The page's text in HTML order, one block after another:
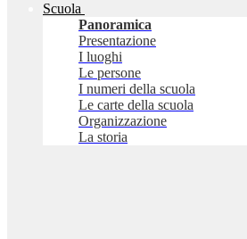
Scuola
Panoramica
Presentazione
I luoghi
Le persone
I numeri della scuola
Le carte della scuola
Organizzazione
La storia